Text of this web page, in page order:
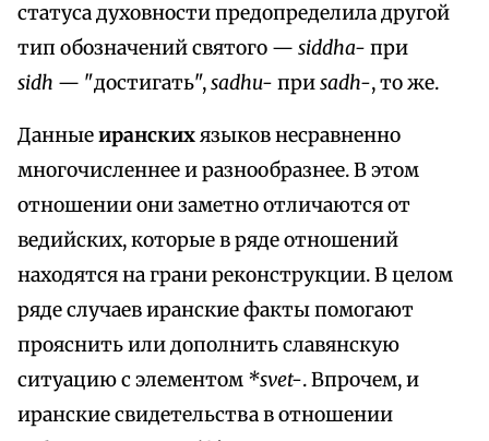
статуса духовности предопределила другой
тип обозначений святого — siddha- при
sidh — "достигать",sadhu- приsadh-, то же.
Данныеиранскихязыков несравненно
многочисленнее и разнообразнее. В этом
отношении они заметно отличаются от
ведийских, которые в ряде отношений
находятся на грани реконструкции. В целом
ряде случаев иранские факты помогают
прояснить или дополнить славянскую
ситуацию с элементом *svet-. Впрочем, и
иранские свидетельства в отношении